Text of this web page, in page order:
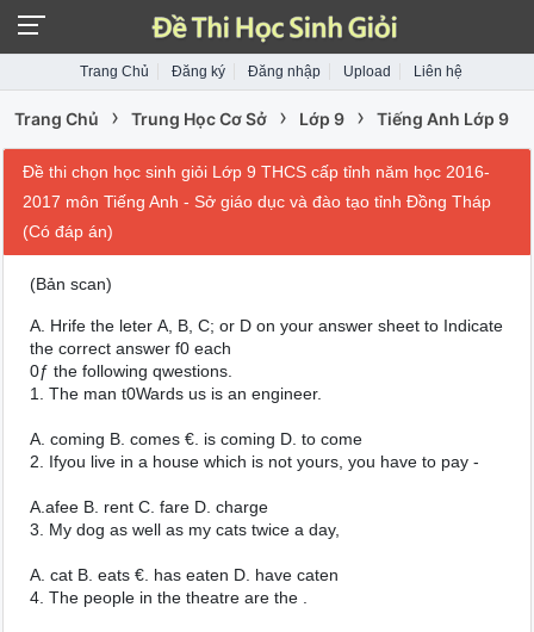
Trang Chủ Đăng ký Đăng nhập Upload Liên hệ
Trang Chủ › Trung Học Cơ Sở › Lớp 9 › Tiếng Anh Lớp 9
Đề thi chọn học sinh giỏi Lớp 9 THCS cấp tỉnh năm học 2016-
2017 môn Tiếng Anh - Sở giáo dục và đào tạo tỉnh Đồng Tháp
(Có đáp án)
(Bản scan)
A. Hrife the leter A, B, C; or D on your answer sheet to Indicate
the correct answer f0 each
0ƒ the following qwestions.
1. The man t0Wards us is an engineer.
A. coming B. comes €. is coming D. to come
2. Ifyou live in a house which is not yours, you have to pay -
A.afee B. rent C. fare D. charge
3. My dog as well as my cats twice a day,
A. cat B. eats €. has eaten D. have caten
4. The people in the theatre are the .